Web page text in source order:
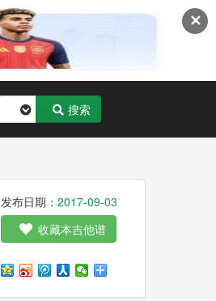
✕
搜索
发布日期： 2017-09-03
收藏本吉他谱